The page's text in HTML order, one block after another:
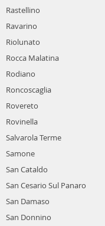
Rastellino
Ravarino
Riolunato
Rocca Malatina
Rodiano
Roncoscaglia
Rovereto
Rovinella
Salvarola Terme
Samone
San Cataldo
San Cesario Sul Panaro
San Damaso
San Donnino